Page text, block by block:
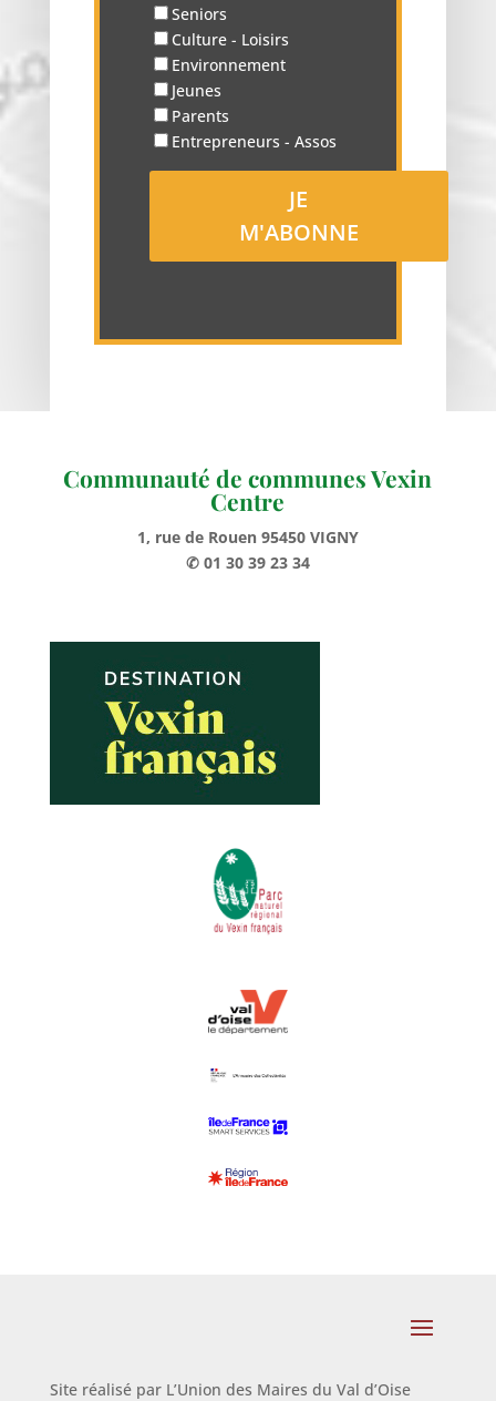
Seniors
Culture - Loisirs
Environnement
Jeunes
Parents
Entrepreneurs - Assos
Communauté de communes Vexin
Centre
1, rue de Rouen 95450 VIGNY
✆ 01 30 39 23 34
Site réalisé par L’Union des Maires du Val d’Oise